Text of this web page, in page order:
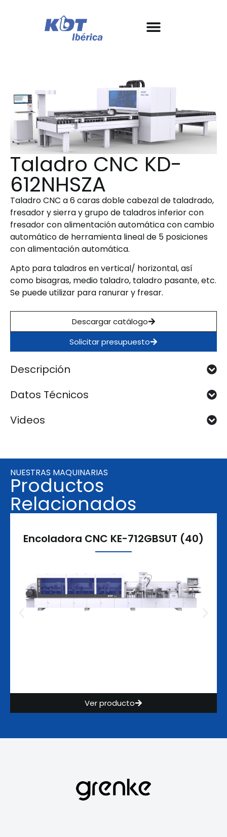
Taladro CNC KD-
612NHSZA
Taladro CNC a 6 caras doble cabezal de taladrado,
fresador y sierra y grupo de taladros inferior con
fresador con alimentación automática con cambio
automático de herramienta lineal de 5 posiciones
con alimentación automática.
Apto para taladros en vertical/ horizontal, así
como bisagras, medio taladro, taladro pasante, etc.
Se puede utilizar para ranurar y fresar.
Descargar catálogo
Solicitar presupuesto
Descripción
Datos Técnicos
Videos
NUESTRAS MAQUINARIAS
Productos
Relacionados
Encoladora CNC KE-712GBSUT (40)
Ver producto